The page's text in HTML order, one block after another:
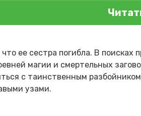
ее сестра погибла. В поисках
магии и смертельных
с таинственным
узами.